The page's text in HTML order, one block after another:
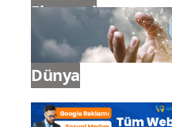
Ekonomi
Dünya